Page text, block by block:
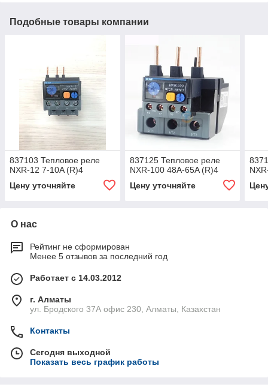
Подобные товары компании
837103 Тепловое реле
NXR-12 7-10A (R)4
Цену уточняйте
837125 Тепловое реле
NXR-100 48A-65A (R)4
Цену уточняйте
О нас
Рейтинг не сформирован
Менее 5 отзывов за последний год
Работает с 14.03.2012
г. Алматы
ул. Бродского 37А офис 230, Алматы, Казахстан
Контакты
Сегодня выходной
Показать весь график работы